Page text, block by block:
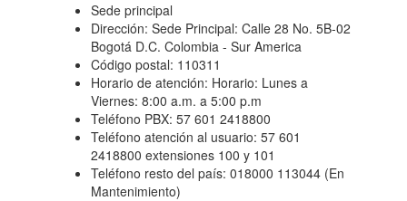
Sede principal
Dirección: Sede Principal: Calle 28 No. 5B-02
Bogotá D.C. Colombia - Sur America
Código postal: 110311
Horario de atención: Horario: Lunes a
Viernes: 8:00 a.m. a 5:00 p.m
Teléfono PBX: 57 601 2418800
Teléfono atención al usuario: 57 601
2418800 extensiones 100 y 101
Teléfono resto del país: 018000 113044 (En
Mantenimiento)